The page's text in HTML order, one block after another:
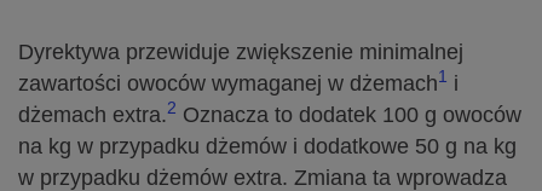
Dyrektywa przewiduje zwiększenie minimalnej
zawartości owoców wymaganej w dżemach1 i
dżemach extra.2 Oznacza to dodatek 100 g owoców
na kg w przypadku dżemów i dodatkowe 50 g na kg
w przypadku dżemów extra. Zmiana ta wprowadza